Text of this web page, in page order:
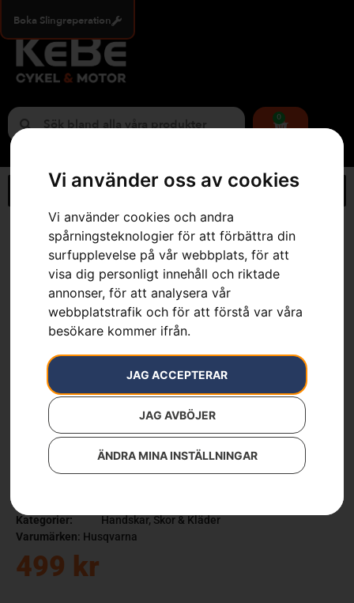
Vi använder oss av cookies
Vi använder cookies och andra
spårningsteknologier för att förbättra din
surfupplevelse på vår webbplats, för att
visa dig personligt innehåll och riktade
annonser, för att analysera vår
webbplatstrafik och för att förstå var våra
besökare kommer ifrån.
JAG ACCEPTERAR
JAG AVBÖJER
ÄNDRA MINA INSTÄLLNINGAR
Boka Slingreperation
0
»Webbutik»Handske, Functional vinter
Handske, Functional vinter
Kategorier:
Handskar, Skor & Kläder
Varumärken: Husqvarna
499 kr